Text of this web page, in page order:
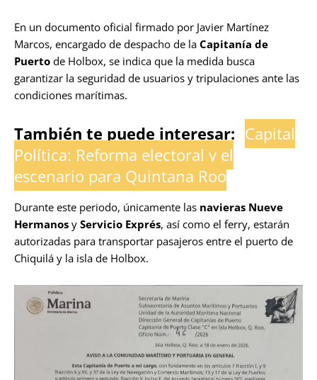
En un documento oficial firmado por Javier Martínez
Marcos, encargado de despacho de la Capitanía de
Puerto de Holbox, se indica que la medida busca
garantizar la seguridad de usuarios y tripulaciones ante las
condiciones marítimas.
También te puede interesar: Capital
Política: Reforma electoral y el
escenario para Quintana Roo
Durante este periodo, únicamente las navieras Nueve
Hermanos y Servicio Exprés, así como el ferry, estarán
autorizadas para transportar pasajeros entre el puerto de
Chiquilá y la isla de Holbox.